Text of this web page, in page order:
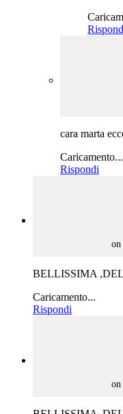
cara marta
Caricamento...
Rispondi
on
BELLISSIMA
Caricamento...
Rispondi
on